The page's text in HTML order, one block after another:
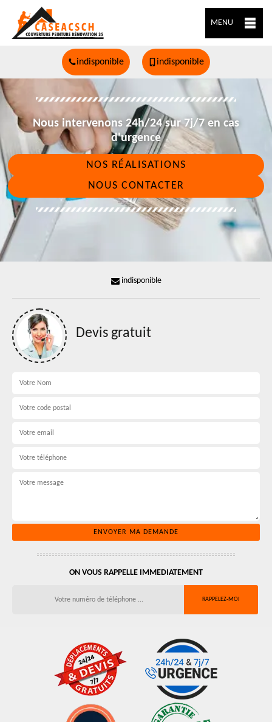
MENU
indisponible indisponible
Nous intervenons 24h/24 sur 7j/7 en cas
d'urgence
NOS RÉALISATIONS
NOUS CONTACTER
indisponible
Devis gratuit
ON VOUS RAPPELLE IMMEDIATEMENT